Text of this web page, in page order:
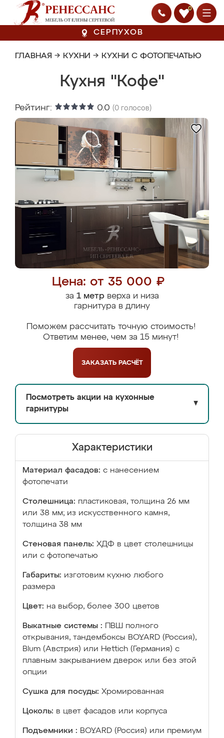
0
СЕРПУХОВ
ГЛАВНАЯ → КУХНИ → КУХНИ С ФОТОПЕЧАТЬЮ
Кухня "Кофе"
Рейтинг: 0.0 (0 голосов)
Цена: от 35 000 ₽
за 1 метрверха и низа
гарнитура в длину
Поможем рассчитать точную стоимость!
Ответим менее, чем за 15 минут!
ЗАКАЗАТЬ РАСЧЁТ
Посмотреть акции на кухонные
гарнитуры
▼
Характеристики
Материал фасадов: с нанесением
фотопечати
Столешница: пластиковая, толщина 26 мм
или 38 мм; из искусственного камня,
толщина 38 мм
Стеновая панель: ХДФ в цвет столешницы
или с фотопечатью
Габариты: изготовим кухню любого
размера
Цвет: на выбор, более 300 цветов
Выкатные системы :
ПВШ полного
открывания, тандембоксы BOYARD (Россия),
Blum (Австрия) или Hettich (Германия) с
плавным закрыванием дверок или без этой
опции
Сушка для посуды: Хромированная
Цоколь: в цвет фасадов или корпуса
Подъемники : BOYARD (Россия) или премиум